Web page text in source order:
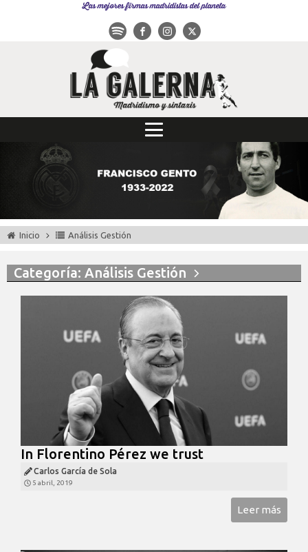
Las mejores firmas madridistas del planeta
Inicio Análisis Gestión
Categoría: Análisis Gestión
In Florentino Pérez we trust
Carlos García de Sola
5 abril, 2019
Leer más